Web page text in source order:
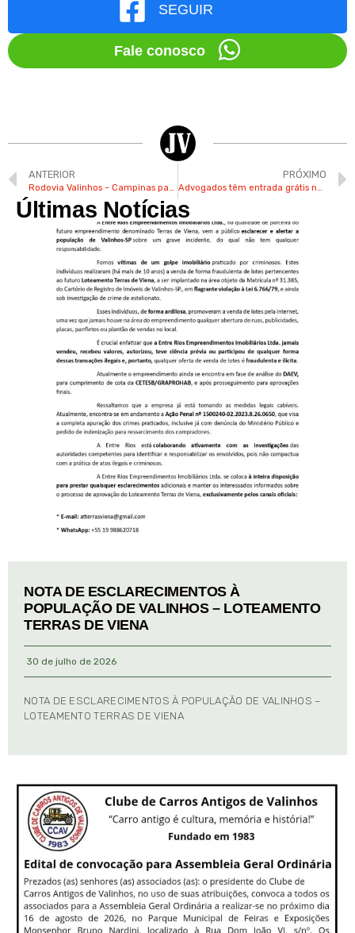
SEGUIR
Fale conosco
ANTERIOR
Rodovia Valinhos – Campinas passa a ter iluminação em LED
PRÓXIMO
Advogados têm entrada grátis no Hopi Hari neste mês de agosto
Últimas Notícias
NOTA DE ESCLARECIMENTOS À
POPULAÇÃO DE VALINHOS – LOTEAMENTO
TERRAS DE VIENA
30 de julho de 2026
NOTA DE ESCLARECIMENTOS À POPULAÇÃO DE VALINHOS –
LOTEAMENTO TERRAS DE VIENA